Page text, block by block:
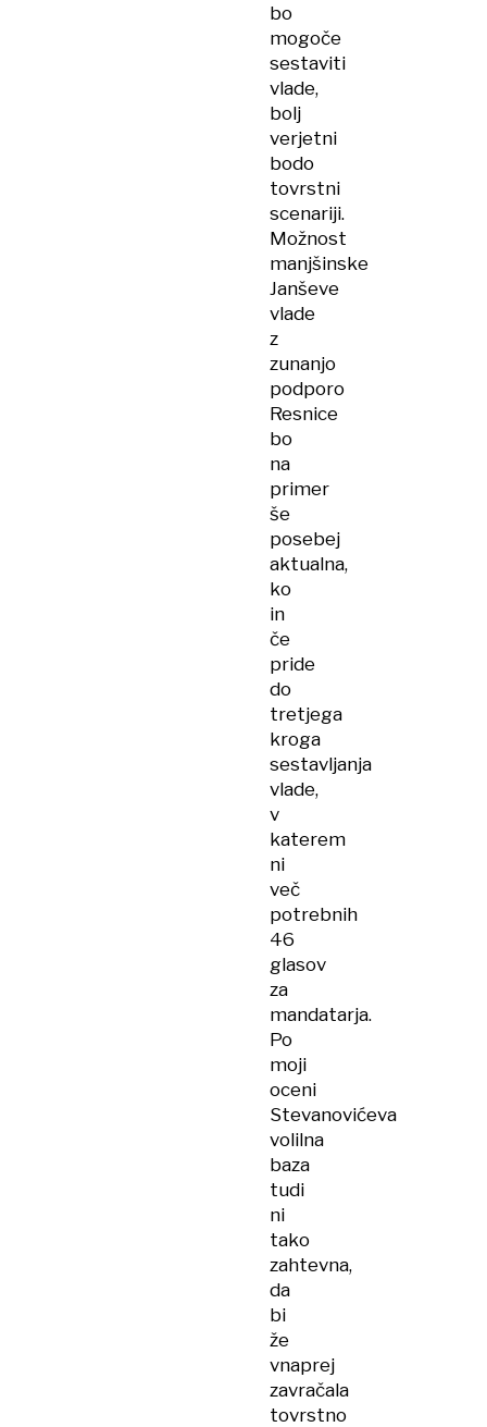
bo
mogoče
sestaviti
vlade,
bolj
verjetni
bodo
tovrstni
scenariji.
Možnost
manjšinske
Janševe
vlade
z
zunanjo
podporo
Resnice
bo
na
primer
še
posebej
aktualna,
ko
in
če
pride
do
tretjega
kroga
sestavljanja
vlade,
v
katerem
ni
več
potrebnih
46
glasov
za
mandatarja.
Po
moji
oceni
Stevanovićeva
volilna
baza
tudi
ni
tako
zahtevna,
da
bi
že
vnaprej
zavračala
tovrstno